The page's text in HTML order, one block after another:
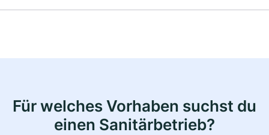
Für welches Vorhaben suchst du
einen Sanitärbetrieb?